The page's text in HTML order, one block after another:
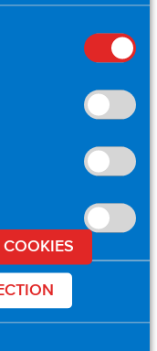
ou qu'ils ont
de cookies ci-
durée de vie
commerciaux est
personne sur votre
afin d'évaluer votre
la